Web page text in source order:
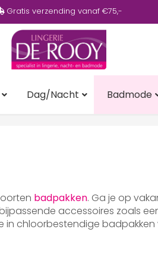
Gratis verzending vanaf €75,-
Dag/Nacht Badmode
badpakken. Ga je op
accessoires zoals
in chloorbestendige badpakken